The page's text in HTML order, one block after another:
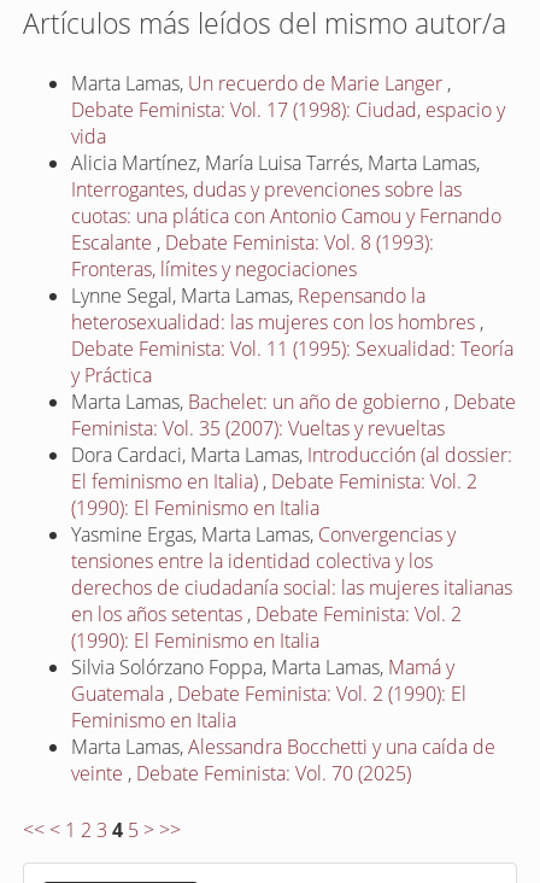
Artículos más leídos del mismo autor/a
Marta Lamas, Un recuerdo de Marie Langer ,
Debate Feminista: Vol. 17 (1998): Ciudad, espacio y
vida
Alicia Martínez, María Luisa Tarrés, Marta Lamas,
Interrogantes, dudas y prevenciones sobre las
cuotas: una plática con Antonio Camou y Fernando
Escalante , Debate Feminista: Vol. 8 (1993):
Fronteras, límites y negociaciones
Lynne Segal, Marta Lamas, Repensando la
heterosexualidad: las mujeres con los hombres ,
Debate Feminista: Vol. 11 (1995): Sexualidad: Teoría
y Práctica
Marta Lamas, Bachelet: un año de gobierno , Debate
Feminista: Vol. 35 (2007): Vueltas y revueltas
Dora Cardaci, Marta Lamas, Introducción (al dossier:
El feminismo en Italia) , Debate Feminista: Vol. 2
(1990): El Feminismo en Italia
Yasmine Ergas, Marta Lamas, Convergencias y
tensiones entre la identidad colectiva y los
derechos de ciudadanía social: las mujeres italianas
en los años setentas , Debate Feminista: Vol. 2
(1990): El Feminismo en Italia
Silvia Solórzano Foppa, Marta Lamas, Mamá y
Guatemala , Debate Feminista: Vol. 2 (1990): El
Feminismo en Italia
Marta Lamas,Alessandra Bocchetti y una caída de
veinte , Debate Feminista: Vol. 70 (2025)
<< < 1 2 3 4 5 > >>